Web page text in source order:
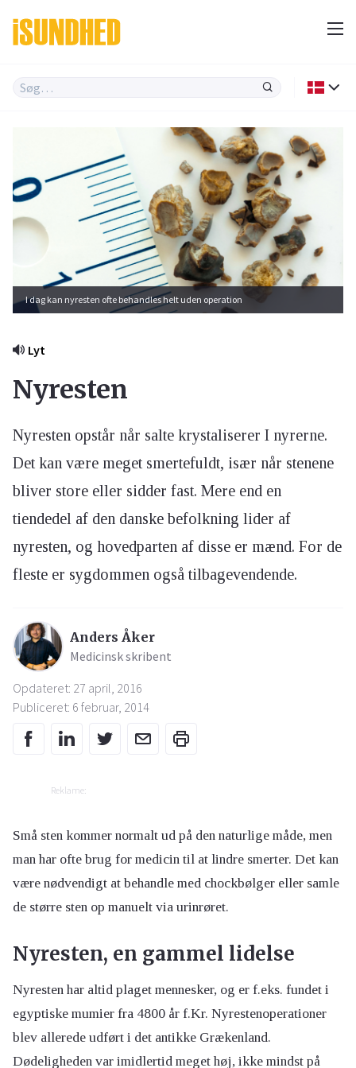
I dag kan nyresten ofte behandles helt uden operation
Lyt
Nyresten
Nyresten opstår når salte krystaliserer I nyrerne.
Det kan være meget smertefuldt, især når stenene
bliver store eller sidder fast. Mere end en
tiendedel af den danske befolkning lider af
nyresten, og hovedparten af disse er mænd. For de
fleste er sygdommen også tilbagevendende.
Anders Åker
Medicinsk skribent
Opdateret: 27 april, 2016
Publiceret: 6 februar, 2014
Reklame:
Små sten kommer normalt ud på den naturlige måde, men
man har ofte brug for medicin til at lindre smerter. Det kan
være nødvendigt at behandle med chockbølger eller samle
de større sten op manuelt via urinrøret.
Nyresten, en gammel lidelse
Nyresten har altid plaget mennesker, og er f.eks. fundet i
egyptiske mumier fra 4800 år f.Kr. Nyrestenoperationer
blev allerede udført i det antikke Grækenland.
Dødeligheden var imidlertid meget høj, ikke mindst på